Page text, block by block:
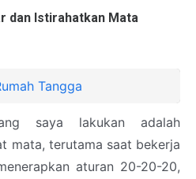
dan Istirahatkan Mata
Tangga
saya lakukan adalah
mata, terutama saat bekerja
aturan 20-20-20,